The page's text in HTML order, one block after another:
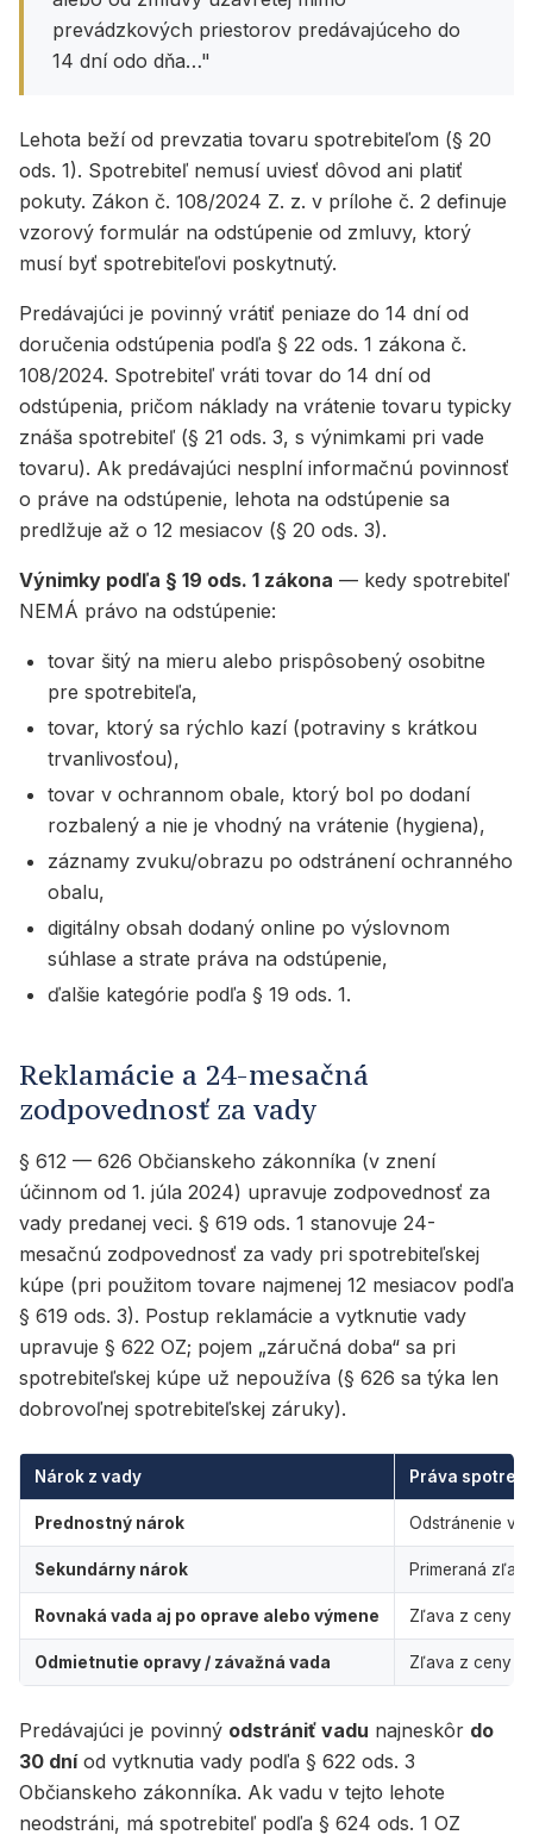
prevádzkových priestorov predávajúceho do
14 dní odo dňa…"
Lehota beží od prevzatia tovaru spotrebiteľom (§ 20
ods. 1). Spotrebiteľ nemusí uviesť dôvod ani platiť
pokuty. Zákon č. 108/2024 Z. z. v prílohe č. 2 definuje
vzorový formulár na odstúpenie od zmluvy, ktorý
musí byť spotrebiteľovi poskytnutý.
Predávajúci je povinný vrátiť peniaze do 14 dní od
doručenia odstúpenia podľa § 22 ods. 1 zákona č.
108/2024. Spotrebiteľ vráti tovar do 14 dní od
odstúpenia, pričom náklady na vrátenie tovaru typicky
znáša spotrebiteľ (§ 21 ods. 3, s výnimkami pri vade
tovaru). Ak predávajúci nesplní informačnú povinnosť
o práve na odstúpenie, lehota na odstúpenie sa
predlžuje až o 12 mesiacov (§ 20 ods. 3).
Výnimky podľa § 19 ods. 1 zákona — kedy spotrebiteľ
NEMÁ právo na odstúpenie:
tovar šitý na mieru alebo prispôsobený osobitne
pre spotrebiteľa,
tovar, ktorý sa rýchlo kazí (potraviny s krátkou
trvanlivosťou),
tovar v ochrannom obale, ktorý bol po dodaní
rozbalený a nie je vhodný na vrátenie (hygiena),
záznamy zvuku/obrazu po odstránení ochranného
obalu,
digitálny obsah dodaný online po výslovnom
súhlase a strate práva na odstúpenie,
ďalšie kategórie podľa § 19 ods. 1.
Reklamácie a 24-mesačná
zodpovednosť za vady
§ 612 — 626 Občianskeho zákonníka (v znení
účinnom od 1. júla 2024) upravuje zodpovednosť za
vady predanej veci. § 619 ods. 1 stanovuje 24-
mesačnú zodpovednosť za vady pri spotrebiteľskej
kúpe (pri použitom tovare najmenej 12 mesiacov podľa
§ 619 ods. 3). Postup reklamácie a vytknutie vady
upravuje § 622 OZ; pojem „záručná doba“ sa pri
spotrebiteľskej kúpe už nepoužíva (§ 626 sa týka len
dobrovoľnej spotrebiteľskej záruky).
Nárok z vady Práva
Prednostný nárok Odstránenie
Sekundárny nárok Primeraná
Rovnaká vada aj po oprave alebo výmene Zľava z ceny
Odmietnutie opravy / závažná vada Zľava z ceny
Predávajúci je povinný odstrániť vadu najneskôr do
30 dníod vytknutia vady podľa § 622 ods. 3
Občianskeho zákonníka. Ak vadu v tejto lehote
neodstráni, má spotrebiteľ podľa § 624 ods. 1 OZ